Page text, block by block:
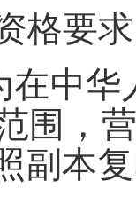
格要求
在中
围，
副本